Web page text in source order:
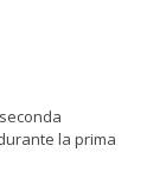
la prima